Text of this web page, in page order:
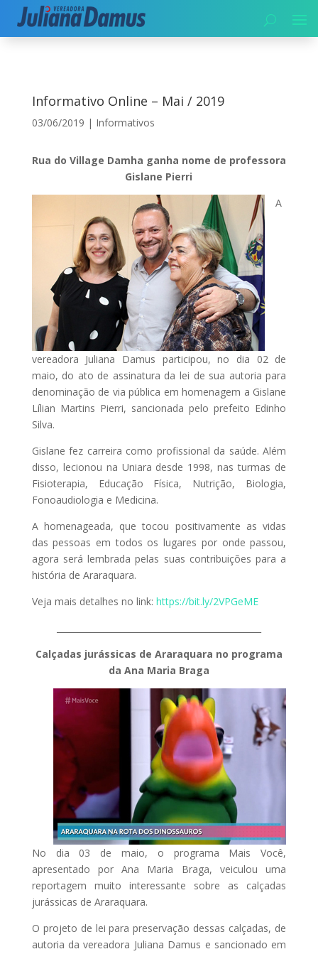
Início|Informativos|Informativo Online – Mai / 2019
Informativo Online – Mai / 2019
03/06/2019 | Informativos
Rua do Village Damha ganha nome de professora
Gislane Pierri
A
vereadora Juliana Damus participou, no dia 02 de
maio, do ato de assinatura da lei de sua autoria para
denominação de via pública em homenagem a Gislane
Lílian Martins Pierri, sancionada pelo prefeito Edinho
Silva.
Gislane fez carreira como profissional da saúde. Além
disso, lecionou na Uniara desde 1998, nas turmas de
Fisioterapia, Educação Física, Nutrição, Biologia,
Fonoaudiologia e Medicina.
A homenageada, que tocou positivamente as vidas
das pessoas em todos os lugares por onde passou,
agora será lembrada pelas suas contribuições para a
história de Araraquara.
Veja mais detalhes no link: https://bit.ly/2VPGeME
Calçadas jurássicas de Araraquara no programa
da Ana Maria Braga
No dia 03 de maio, o programa Mais Você,
apresentado por Ana Maria Braga, veiculou uma
reportagem muito interessante sobre as calçadas
jurássicas de Araraquara.
O projeto de lei para preservação dessas calçadas, de
autoria da vereadora Juliana Damus e sancionado em